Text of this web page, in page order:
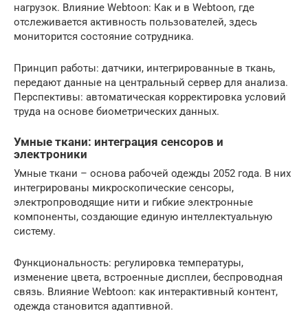
нагрузок. Влияние Webtoon: Как и в Webtoon, где
отслеживается активность пользователей, здесь
мониторится состояние сотрудника.
Принцип работы: датчики, интегрированные в ткань,
передают данные на центральный сервер для анализа.
Перспективы: автоматическая корректировка условий
труда на основе биометрических данных.
Умные ткани: интеграция сенсоров и
электроники
Умные ткани – основа рабочей одежды 2052 года. В них
интегрированы микроскопические сенсоры,
электропроводящие нити и гибкие электронные
компоненты, создающие единую интеллектуальную
систему.
Функциональность: регулировка температуры,
изменение цвета, встроенные дисплеи, беспроводная
связь. Влияние Webtoon: как интерактивный контент,
одежда становится адаптивной.